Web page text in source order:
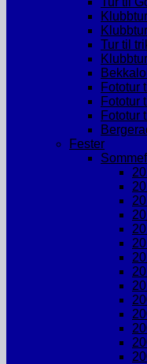
Tur til
Fototur
Fototur
Fototur
Fester